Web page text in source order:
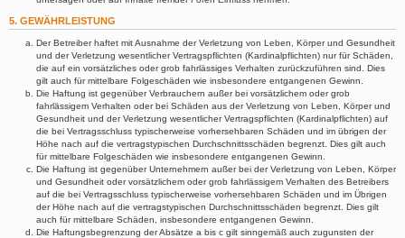
5. GEWÄHRLEISTUNG
Der Betreiber haftet mit Ausnahme der Verletzung von Leben, Körper und Gesundheit
und der Verletzung wesentlicher Vertragspflichten (Kardinalpflichten) nur für Schäden,
die auf ein vorsätzliches oder grob fahrlässiges Verhalten zurückzuführen sind. Dies
gilt auch für mittelbare Folgeschäden wie insbesondere entgangenen Gewinn.
Die Haftung ist gegenüber Verbrauchern außer bei vorsätzlichem oder grob
fahrlässigem Verhalten oder bei Schäden aus der Verletzung von Leben, Körper und
Gesundheit und der Verletzung wesentlicher Vertragspflichten (Kardinalpflichten) auf
die bei Vertragsschluss typischerweise vorhersehbaren Schäden und im übrigen der
Höhe nach auf die vertragstypischen Durchschnittsschäden begrenzt. Dies gilt auch
für mittelbare Folgeschäden wie insbesondere entgangenen Gewinn.
Die Haftung ist gegenüber Unternehmern außer bei der Verletzung von Leben, Körper
und Gesundheit oder vorsätzlichem oder grob fahrlässigem Verhalten des Betreibers
auf die bei Vertragsschluss typischerweise vorhersehbaren Schäden und im Übrigen
der Höhe nach auf die vertragstypischen Durchschnittsschäden begrenzt. Dies gilt
auch für mittelbare Schäden, insbesondere entgangenen Gewinn.
Die Haftungsbegrenzung der Absätze a bis c gilt sinngemäß auch zugunsten der